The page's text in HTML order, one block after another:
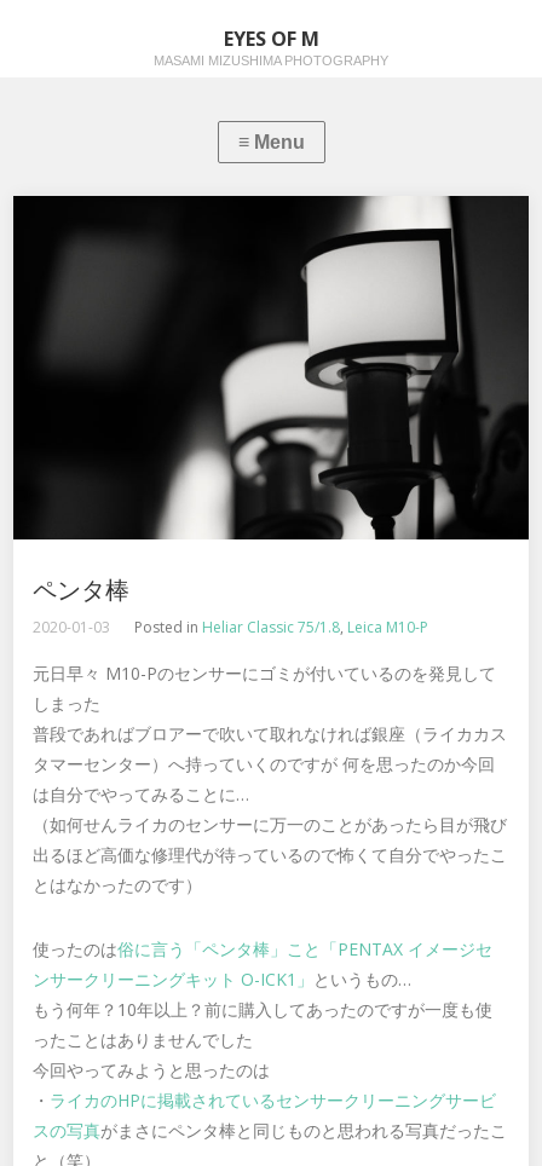
EYES OF M
MASAMI MIZUSHIMA PHOTOGRAPHY
ペンタ棒
2020-01-03 Posted in Heliar Classic 75/1.8, Leica M10-P
元日早々 M10-Pのセンサーにゴミが付いているのを発見して
しまった
普段であればブロアーで吹いて取れなければ銀座（ライカカス
タマーセンター）へ持っていくのですが 何を思ったのか今回
は自分でやってみることに…
（如何せんライカのセンサーに万一のことがあったら目が飛び
出るほど高価な修理代が待っているので怖くて自分でやったこ
とはなかったのです）
使ったのは俗に言う「ペンタ棒」こと「PENTAX イメージセ
ンサークリーニングキット O-ICK1」 というもの…
もう何年？10年以上？前に購入してあったのですが一度も使
ったことはありませんでした
今回やってみようと思ったのは
・ ライカのHPに掲載されているセンサークリーニングサービ
スの写真がまさにペンタ棒と同じものと思われる写真だったこ
と（笑）